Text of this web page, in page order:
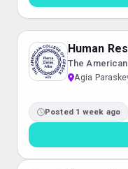
απαραίτητη)
Human
The
Agia
Posted 1 week ago